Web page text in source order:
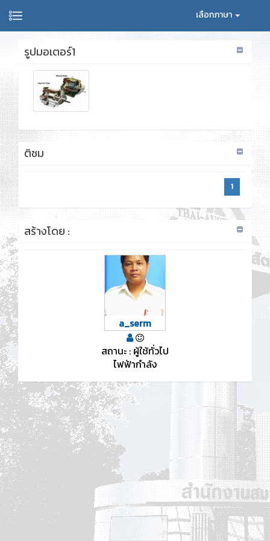
เลือกภาษา
รูปมอเตอร์1
ติชม
1
สร้างโดย :
a_serm
สถานะ : ผู้ใช้ทั่วไป
ไฟฟ้ากำลัง